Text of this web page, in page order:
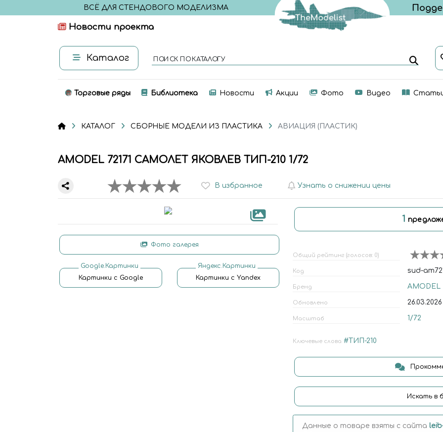
ВСЁ ДЛЯ СТЕНДОВОГО МОДЕЛИЗМА
Новости проекта
Каталог ПОИСК ПО КАТАЛОГУ
Торговые ряды Библиотека Новости Акции Фото Видео
КАТАЛОГ СБОРНЫЕ МОДЕЛИ ИЗ ПЛАСТИКА АВИАЦИЯ (ПЛАСТИК)
AMODEL 72171 САМОЛЕТ ЯКОВЛЕВ ТИП-210 1/72
В избранное Узнать о снижении цены
Фото галерея
Google.Картинки
Картинки с Google
Яндекс.Картинки
Картинки с Yandex
1
Общий рейтинг (голосов: 0)
Код sud-
Бренд AMODEL
Обновлено 26.03.2026
Масштаб 1/72
Ключевые слова #ТИП-210
Искать в
Данные о товаре взяты с сайта